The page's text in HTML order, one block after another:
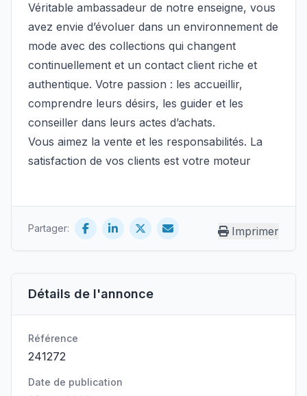
Détails de l'annonce
Référence
241272
Date de publication
Véritable ambassadeur de notre enseigne, vous
avez envie d’évoluer dans un environnement de
mode avec des collections qui changent
continuellement et un contact client riche et
authentique. Votre passion : les accueillir,
comprendre leurs désirs, les guider et les
conseiller dans leurs actes d’achats.
Vous aimez la vente et les responsabilités. La
satisfaction de vos clients est votre moteur
Partager: Imprimer